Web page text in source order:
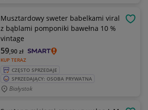
Musztardowy sweter babelkami viral
z bąblami pomponiki bawełna 10 %
vintage
KUP TERAZ
59,90zł
CZĘSTO SPRZEDAJE
SPRZEDAJĄCY: OSOBA PRYWATNA
Białystok